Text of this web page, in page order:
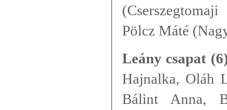
Pölcz Máté
Leány csapat
Hajnalka,
Bálint Anna,